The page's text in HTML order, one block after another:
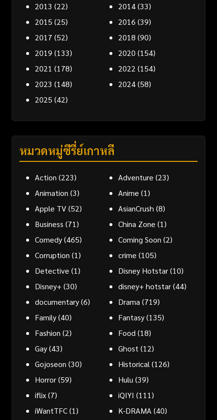
2013 (22) 2014(33)
2015 (25) 2016 (39)
2017 (52) 2018 (90)
2019 (133) 2020 (154)
2021 (178) 2022 (154)
2023 (148) 2024(58)
2025 (42)
หมวดหมู่ซีรี่ย์เกาหลี
Action (223) Adventure (23)
Animation (3) Anime (1)
Apple TV(52) AsianCrush (8)
Business (71) China Zone (1)
Comedy(465) Coming Soon (2)
Corruption (1) crime (105)
Detective (1) Disney Hotstar(10)
Disney+ (30) disney+ hotstar(44)
documentary(6) Drama (719)
Family(40) Fantasy(135)
Fashion (2) Food (18)
Gay(43) Ghost (12)
Gojoseon (30) Historical (126)
Horror(59) Hulu (39)
iflix(7) iQIYI (111)
iWantTFC(1) K-DRAMA (40)